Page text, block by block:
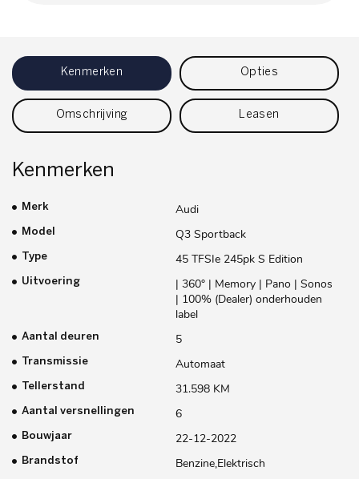
Kenmerken Opties
Omschrijving Leasen
Kenmerken
Merk Audi
Model Q3 Sportback
Type 45 TFSIe 245pk S Edition
Uitvoering
| 360° | Memory | Pano | Sonos
| 100% (Dealer) onderhouden
label
Aantal deuren 5
Transmissie Automaat
Tellerstand 31.598 KM
Aantal versnellingen 6
Bouwjaar 22-12-2022
Brandstof Benzine,Elektrisch